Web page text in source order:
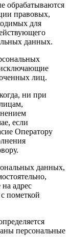
обрабатываются
правовых,
для
данных.
лиц.
ни при
если
Оператору
данных,
адрес
пометкой
персональные